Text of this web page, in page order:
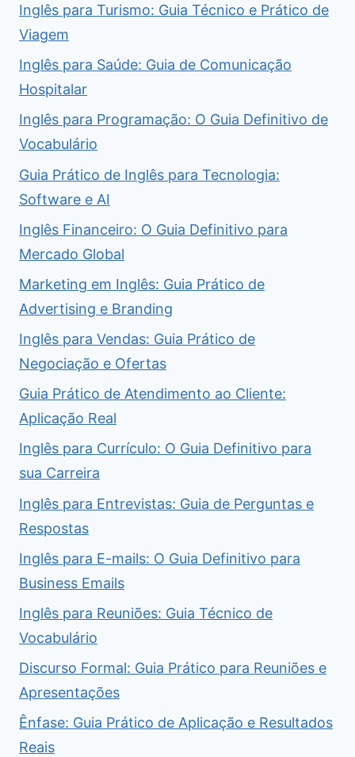
Inglês para Turismo: Guia Técnico e Prático de
Viagem
Inglês para Saúde: Guia de Comunicação
Hospitalar
Inglês para Programação: O Guia Definitivo de
Vocabulário
Guia Prático de Inglês para Tecnologia:
Software e AI
Inglês Financeiro: O Guia Definitivo para
Mercado Global
Marketing em Inglês: Guia Prático de
Advertising e Branding
Inglês para Vendas: Guia Prático de
Negociação e Ofertas
Guia Prático de Atendimento ao Cliente:
Aplicação Real
Inglês para Currículo: O Guia Definitivo para
sua Carreira
Inglês para Entrevistas: Guia de Perguntas e
Respostas
Inglês para E-mails: O Guia Definitivo para
Business Emails
Inglês para Reuniões: Guia Técnico de
Vocabulário
Discurso Formal: Guia Prático para Reuniões e
Apresentações
Ênfase: Guia Prático de Aplicação e Resultados
Reais